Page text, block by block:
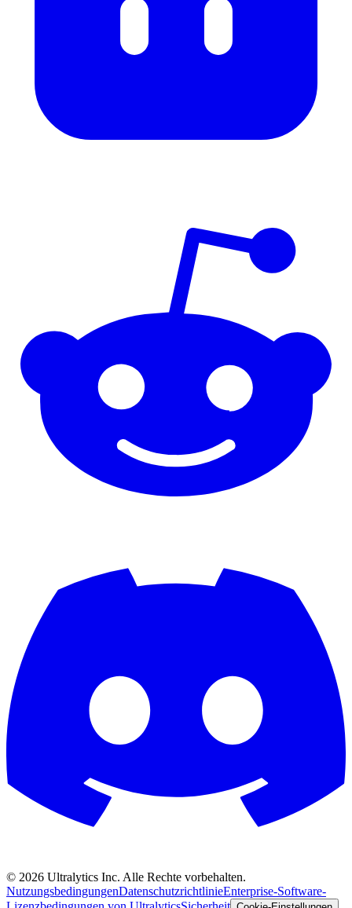
© 2026 Ultralytics Inc. Alle Rechte vorbehalten.
NutzungsbedingungenDatenschutzrichtlinieEnterprise-Software-